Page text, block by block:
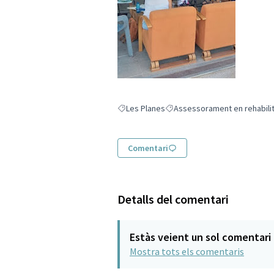
Resultats en filtrar per: Les Planes
Les PlanesResultats en filtrar per:
Assessorament en
Comentari
Detalls del comentari
Estàs veient un sol comentari
Mostra tots els comentaris